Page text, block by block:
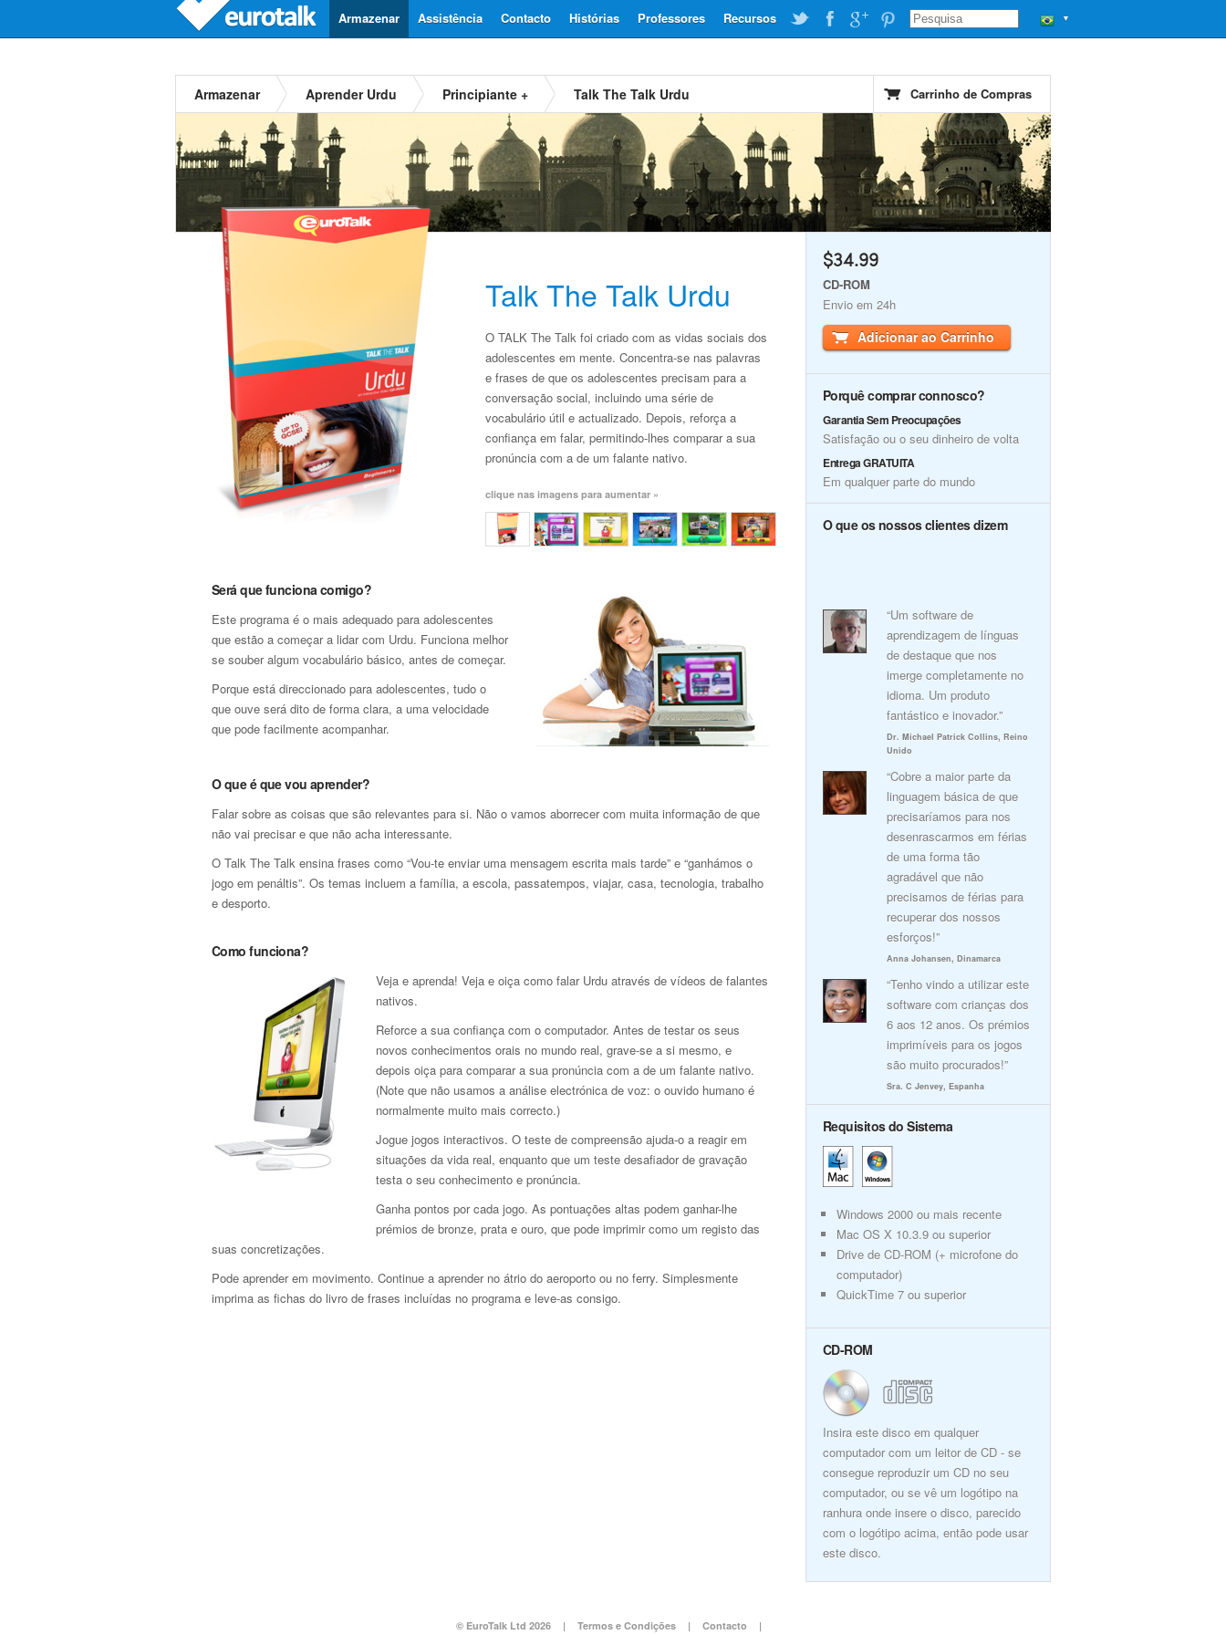
▼
Recursos
Professores
Histórias
Contacto
Assistência
Armazenar
Armazenar Aprender Urdu Principiante + Talk The Talk Urdu Carrinho de Compras
Talk The Talk Urdu
O TALK The Talk foi criado com as vidas sociais dos
adolescentes em mente. Concentra-se nas palavras
e frases de que os adolescentes precisam para a
conversação social, incluindo uma série de
vocabulário útil e actualizado. Depois, reforça a
confiança em falar, permitindo-lhes comparar a sua
pronúncia com a de um falante nativo.
clique nas imagens para aumentar »
Será que funciona comigo?
Este programa é o mais adequado para adolescentes
que estão a começar a lidar com Urdu. Funciona melhor
se souber algum vocabulário básico, antes de começar.
Porque está direccionado para adolescentes, tudo o
que ouve será dito de forma clara, a uma velocidade
que pode facilmente acompanhar.
O que é que vou aprender?
Falar sobre as coisas que são relevantes para si. Não o vamos aborrecer com muita informação de que
não vai precisar e que não acha interessante.
O Talk The Talk ensina frases como “Vou-te enviar uma mensagem escrita mais tarde” e “ganhámos o
jogo em penáltis”. Os temas incluem a família, a escola, passatempos, viajar, casa, tecnologia, trabalho
e desporto.
Como funciona?
Veja e aprenda! Veja e oiça como falar Urdu através de vídeos de falantes
nativos.
Reforce a sua confiança com o computador. Antes de testar os seus
novos conhecimentos orais no mundo real, grave-se a si mesmo, e
depois oiça para comparar a sua pronúncia com a de um falante nativo.
(Note que não usamos a análise electrónica de voz: o ouvido humano é
normalmente muito mais correcto.)
Jogue jogos interactivos. O teste de compreensão ajuda-o a reagir em
situações da vida real, enquanto que um teste desafiador de gravação
testa o seu conhecimento e pronúncia.
Ganha pontos por cada jogo. As pontuações altas podem ganhar-lhe
prémios de bronze, prata e ouro, que pode imprimir como um registo das
suas concretizações.
Pode aprender em movimento. Continue a aprender no átrio do aeroporto ou no ferry. Simplesmente
imprima as fichas do livro de frases incluídas no programa e leve-as consigo.
$34.99
CD-ROM
Envio em 24h
Adicionar ao Carrinho
Porquê comprar connosco?
Garantia Sem Preocupações
Satisfação ou o seu dinheiro de volta
Entrega GRATUITA
Em qualquer parte do mundo
O que os nossos clientes dizem
“Um software de
aprendizagem de línguas
de destaque que nos
imerge completamente no
idioma. Um produto
fantástico e inovador.”
Dr. Michael Patrick Collins, Reino
Unido
“Cobre a maior parte da
linguagem básica de que
precisaríamos para nos
desenrascarmos em férias
de uma forma tão
agradável que não
precisamos de férias para
recuperar dos nossos
esforços!”
Anna Johansen, Dinamarca
“Tenho vindo a utilizar este
software com crianças dos
6 aos 12 anos. Os prémios
imprimíveis para os jogos
são muito procurados!”
Sra. C Jenvey, Espanha
Requisitos do Sistema
Windows 2000 ou mais recente
Mac OS X 10.3.9 ou superior
Drive de CD-ROM (+ microfone do
computador)
QuickTime 7 ou superior
CD-ROM
Insira este disco em qualquer
computador com um leitor de CD - se
consegue reproduzir um CD no seu
computador, ou se vê um logótipo na
ranhura onde insere o disco, parecido
com o logótipo acima, então pode usar
este disco.
© EuroTalk Ltd 2026 | Termos e Condições | Contacto |